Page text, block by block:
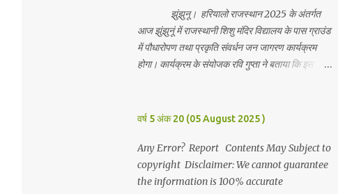
भाविक, लाडो, मीना, रेनू, निर्मला, दीक्षा, मनीषा आदि सभी
परिवार जन उपस्थित रहे। Contents May Subject to
copyright Disclaimer: We cannot guarantee
the information is 100% accurate
झुंझुनू। हरियालो राजस्थान 2025 के अंतर्गत
आज झुंझुनूं में राजस्थानी शिशु मंदिर विद्यालय के पास ग्राउंड
में पौधारोपण तथा प्रकृति संवर्धन जन जागरण कार्यक्रम
होगा। कार्यक्रम के संयोजक रवि गुप्ता ने बताया कि इस
अतिथि के रूप में बाबा बालक नाथ विधायक अलवर, राजेंद्र
पर्यावरण अभियान के जिला संयोजक पवन मावडिया उपस्थित
रहेंगे। Contents May Subject to copyright
Disclaimer: We cannot guarantee the
वर्ष 5 अंक 20 (05 August 2025 )
Any Error? Report Contents May Subject to
copyright Disclaimer: We cannot guarantee
the information is 100% accurate